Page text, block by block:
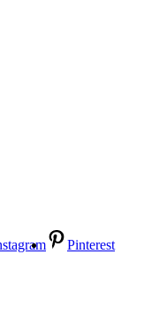
Pinterest